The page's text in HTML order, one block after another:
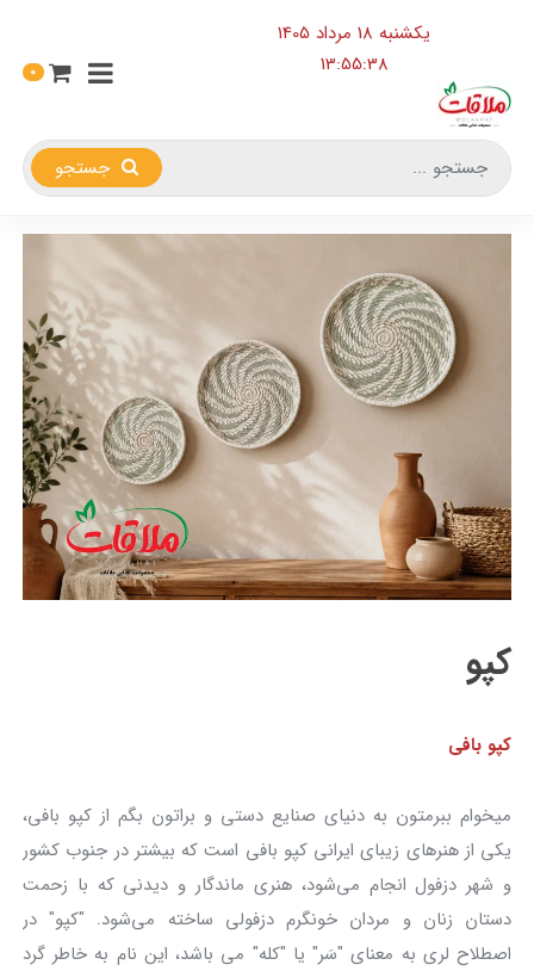
یکشنبه 18 مرداد 1405
13:55:39
0
کپو
کپو بافی
میخوام ببرمتون به دنیای صنایع دستی و براتون بگم از کپو بافی،
یکی از هنرهای زیبای ایرانی کپو بافی است که بیشتر در جنوب کشور
و شهر دزفول انجام می‌شود، هنری ماندگار و دیدنی که با زحمت
دستان زنان و مردان خونگرم دزفولی ساخته می‌شود. "کپو" در
اصطلاح لری به معنای "سَر" یا "کله" می باشد، این نام به خاطر گرد